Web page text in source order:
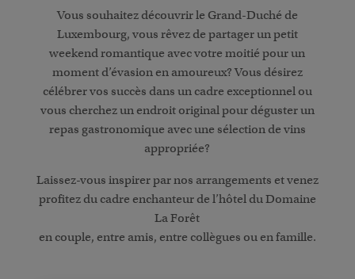
Vous souhaitez découvrir le Grand-Duché de
Luxembourg, vous rêvez de partager un petit
weekend romantique avec votre moitié pour un
moment d’évasion en amoureux? Vous désirez
célébrer vos succès dans un cadre exceptionnel ou
vous cherchez un endroit original pour déguster un
repas gastronomique avec une sélection de vins
appropriée?
Laissez-vous inspirer par nos arrangements et venez
profitez du cadre enchanteur de l’hôtel du Domaine
La Forêt
en couple, entre amis, entre collègues ou en famille.